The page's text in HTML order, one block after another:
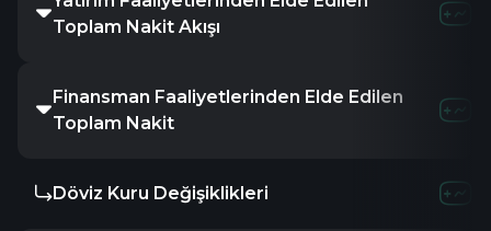
Toplam Nakit Akışı
Finansman Faaliyetlerinden Elde Edilen
Toplam Nakit
Döviz Kuru Değişiklikleri